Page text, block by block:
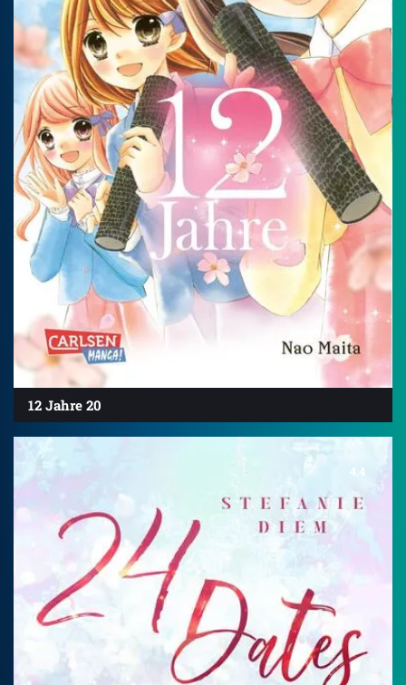
12 Jahre 20
4.4